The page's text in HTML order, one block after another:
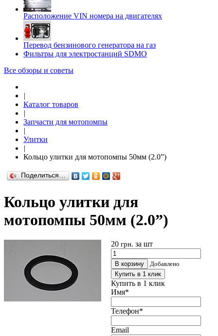
Расположение VIN номера на двигателях
Перевод бензинового генератора на газ
Фильтры для электростанций SDMO
Все обзоры и советы
|
Каталог товаров
|
Запчасти для мотопомпы
|
Улитки
|
Кольцо улитки для мотопомпы 50мм (2.0”)
Поделиться…
Кольцо улитки для
мотопомпы 50мм (2.0”)
20 грн. за шт
В корзину
Добавлено
Купить в 1 клик
Купить в 1 клик
Имя*
Телефон*
Email